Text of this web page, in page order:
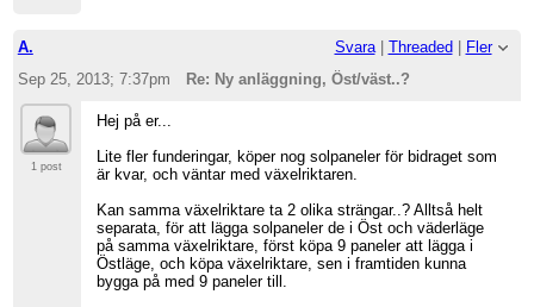
A. Svara| Threaded | Fler
Sep 25, 2013; 7:37pm
Re: Ny anläggning, Öst/väst..?
1 post
Hej på er...
Lite fler funderingar, köper nog solpaneler för bidraget som
är kvar, och väntar med växelriktaren.
Kan samma växelriktare ta 2 olika strängar..? Alltså helt
separata, för att lägga solpaneler de i Öst och väderläge
på samma växelriktare, först köpa 9 paneler att lägga i
Östläge, och köpa växelriktare, sen i framtiden kunna
bygga på med 9 paneler till.